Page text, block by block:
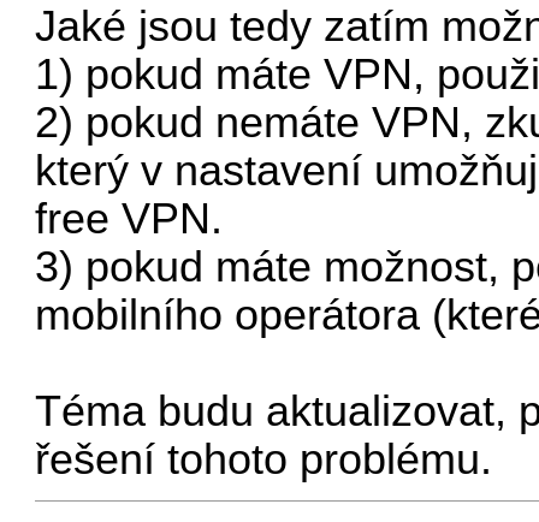
Jaké jsou tedy zatím
1) pokud máte VPN,
2) pokud nemáte VPN,
který v nastavení
free VPN.
3) pokud máte možnost,
mobilního operátora
Téma budu aktualizovat,
řešení tohoto problému.